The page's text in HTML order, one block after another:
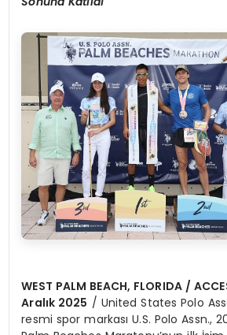
WEST PALM BEACH, FLORIDA /
Aralık 2025 / United States Polo
resmi spor markası U.S. Polo Assn.,